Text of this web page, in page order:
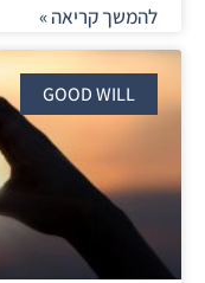
להמשך קריאה »
GOOD WILL